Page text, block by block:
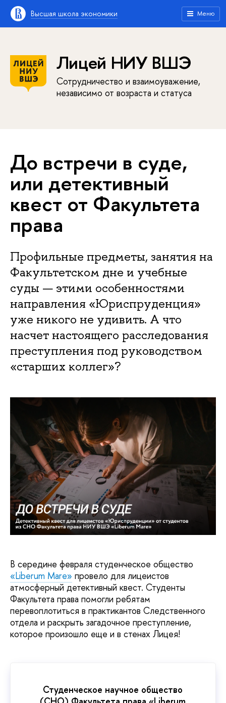
Высшая школа экономики Меню
Лицей НИУ ВШЭ
Сотрудничество и взаимоуважение,
независимо от возраста и статуса
До встречи в суде,
или детективный
квест от Факультета
права
Профильные предметы, занятия на
Факультетском дне и учебные
суды — этими особенностями
направления «Юриспруденция»
уже никого не удивить. А что
насчет настоящего расследования
преступления под руководством
«старших коллег»?
В середине февраля студенческое общество
«Liberum Mare» провело для лицеистов
атмосферный детективный квест. Студенты
Факультета права помогли ребятам
перевоплотиться в практикантов Следственного
отдела и раскрыть загадочное преступление,
которое произошло еще и в стенах Лицея!
Студенческое научное общество